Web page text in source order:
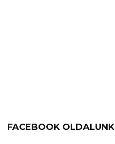
FACEBOOK OLDALUNK